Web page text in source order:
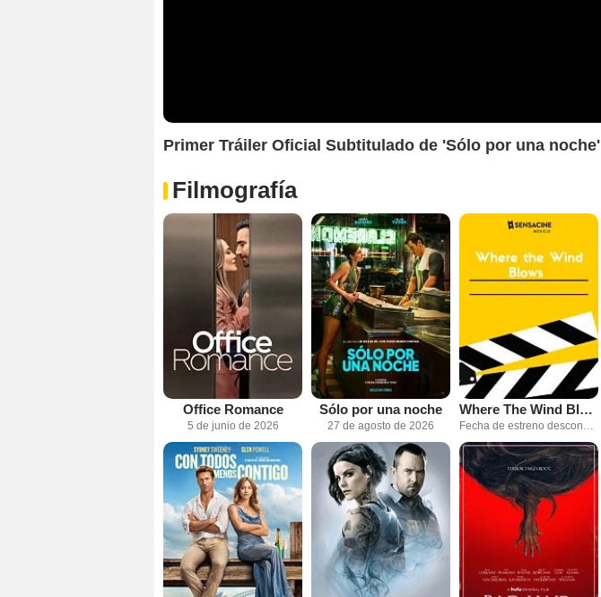
Primer Tráiler Oficial Subtitulado de 'Sólo por una noche'
Filmografía
Office Romance
5 de junio de 2026
Sólo por una noche
27 de agosto de 2026
Where The Wind Blows
Fecha de estreno desconocida